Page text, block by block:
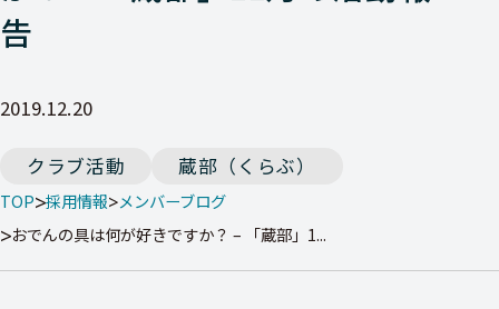
告
2019.12.20
クラブ活動 蔵部（くらぶ）
TOP 採用情報 メンバーブログ
おでんの具は何が好きですか？ – 「蔵部」1...